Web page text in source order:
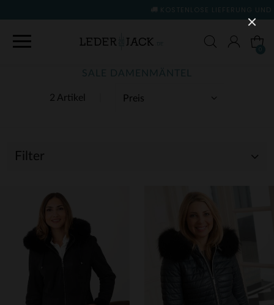
KOSTENLOSE LIEFERUNG UND RÜCKGABE(siehe
2 Artikel
SALE DAMENMÄNTEL
Filter